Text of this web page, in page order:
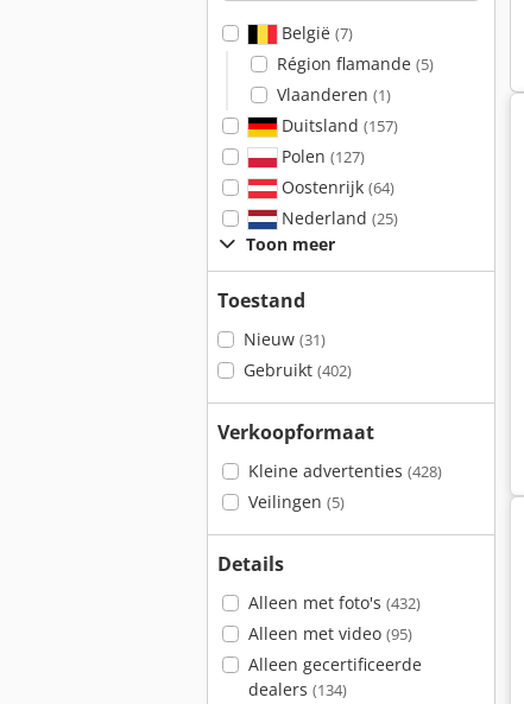
België (7)
Région flamande (5)
Vlaanderen (1)
Duitsland (157)
Polen (127)
Oostenrijk (64)
Nederland (25)
Toon meer
Toestand
Nieuw (31)
Gebruikt (402)
Verkoopformaat
Kleine advertenties (428)
Veilingen (5)
Details
Alleen met foto's (432)
Alleen met video (95)
Alleen gecertificeerde
dealers (134)
Caterpillar 320B Caterpillar Gp45N